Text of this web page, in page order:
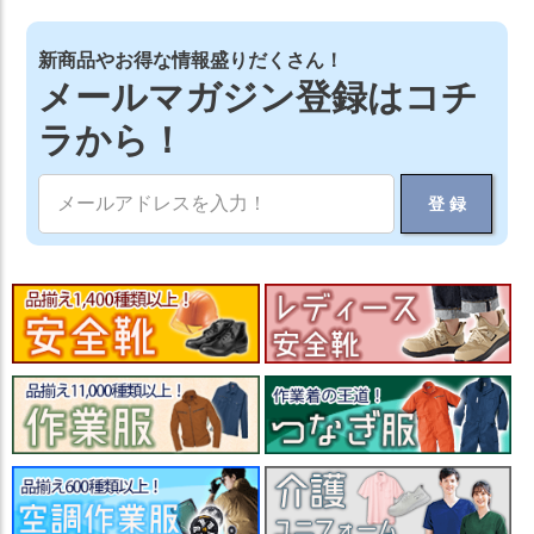
新商品やお得な情報盛りだくさん！
メールマガジン登録はコチ
ラから！